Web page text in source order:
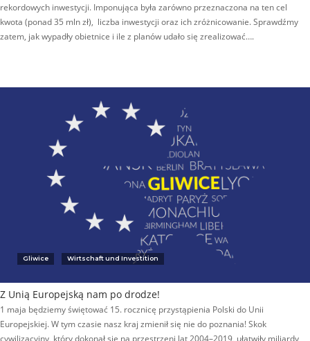
rekordowych inwestycji. Imponująca była zarówno przeznaczona na ten cel
kwota (ponad 35 mln zł), liczba inwestycji oraz ich zróżnicowanie. Sprawdźmy
zatem, jak wypadły obietnice i ile z planów udało się zrealizować….
Gliwice Wirtschaft und Investition
Z Unią Europejską nam po drodze!
1 maja będziemy świętować 15. rocznicę przystąpienia Polski do Unii
Europejskiej. W tym czasie nasz kraj zmienił się nie do poznania! Skok
cywilizacyjny, który dokonał się na przestrzeni lat 2004–2019, ułatwiły miliardy